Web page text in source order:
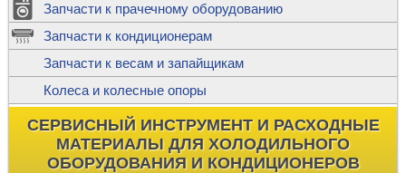
Запчасти к прачечному оборудованию
Запчасти к кондиционерам
Запчасти к весам и запайщикам
Колеса и колесные опоры
СЕРВИСНЫЙ ИНСТРУМЕНТ И РАСХОДНЫЕ
МАТЕРИАЛЫ ДЛЯ ХОЛОДИЛЬНОГО
ОБОРУДОВАНИЯ И КОНДИЦИОНЕРОВ